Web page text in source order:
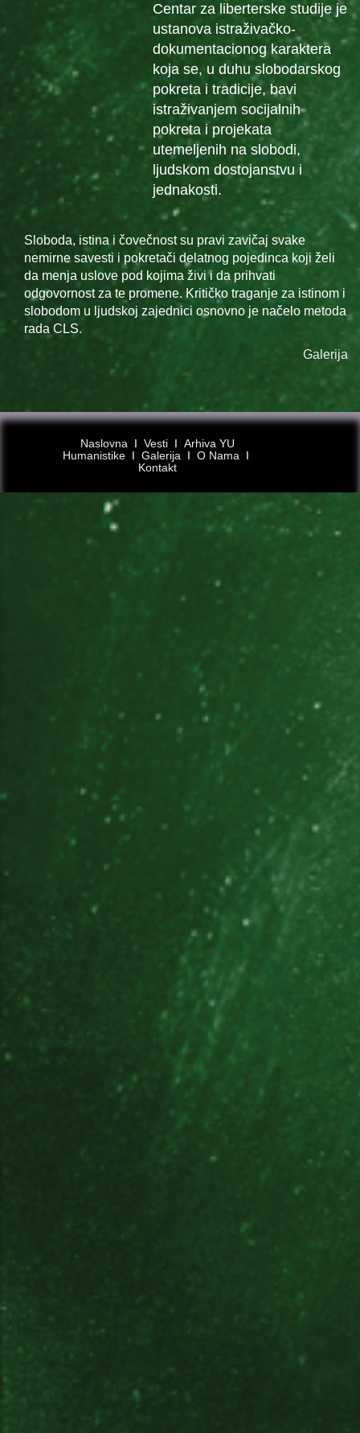
Centar za liberterske studije je
ustanova istraživačko-
dokumentacionog karaktera
koja se, u duhu slobodarskog
pokreta i tradicije, bavi
istraživanjem socijalnih
pokreta i projekata
utemeljenih na slobodi,
ljudskom dostojanstvu i
jednakosti.
Sloboda, istina i čovečnost su pravi zavičaj svake
nemirne savesti i pokretači delatnog pojedinca koji želi
da menja uslove pod kojima živi i da prihvati
odgovornost za te promene. Kritičko traganje za istinom i
slobodom u ljudskoj zajednici osnovno je načelo metoda
rada CLS.
Galerija
Naslovna Ι Vesti Ι Arhiva YU
Humanistike Ι Galerija Ι O Nama
Ι
Kontakt